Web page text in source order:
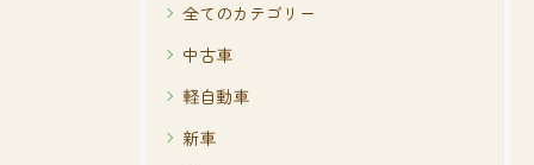
全てのカテゴリー
中古車
軽自動車
新車